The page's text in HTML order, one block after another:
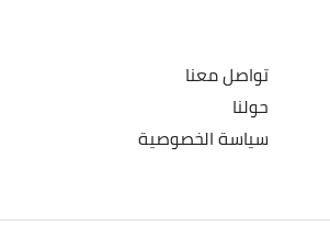
تواصل معنا
حولنا
سياسة الخصوصية